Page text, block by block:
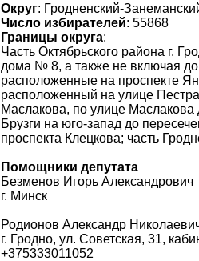
Округ: Гродненский-
Число избирателей: 55868
Границы округа:
Часть Октябрьского района г.
дома № 8, а также не включая
расположенные на проспекте
расположенный на улице
Маслакова, по улице
Брузги на юго-запад до
проспекта Клецкова; часть
Помощники депутата
Безменов Игорь Александрович
г. Минск
Родионов Александр
г. Гродно, ул. Советская, 31,
+375333011052